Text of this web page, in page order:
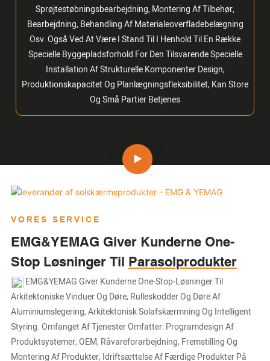
Sprøjtestøbningsbearbejdning, Montering Af Tilbehør,
Bearbejdning, Behandling Af Materialeoverfladebelægning
Osv. Også Ved At Være I Stand Til I Henhold Til En Række
Specielle Byggepladsforhold For Den Tilsvarende Specielle
Installation Af Strukturelle Komponenter Design,
Produktionskapacitet Og Planlægningsfleksibilitet, Kan Store
Og Små Partier Betjenes
VORES SERVICE
EMG&YEMAG Giver Kunderne One-
Stop Løsninger Til Parasolprodukter
EMG&YEMAG Giver Kunderne One-Stop-Løsninger Til
Arkitektoniske Vinduer Og Døre, Rulleskodder Og Døre Af
Aluminiumslegering, Arkitektonisk Solafskærmning Og Intelligent
Styring. Omfanget Af Tjenester Omfatter: Programdesign Af
Produktsystemer, OEM, Råvareforarbejdning, Fremstilling Og
Montering Af Produkter, Idriftsættelse Af Færdige Produkter På